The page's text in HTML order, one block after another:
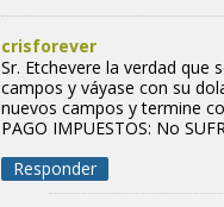
crisforever
Sr. Etchevere la verdad que
campos y váyase con su
nuevos campos y termine
PAGO IMPUESTOS: No
Responder